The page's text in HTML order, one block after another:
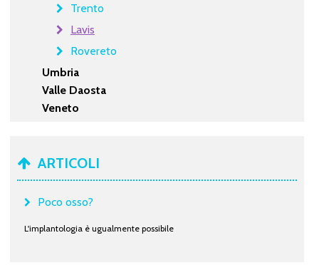
Trento
Lavis
Rovereto
Umbria
Valle Daosta
Veneto
ARTICOLI
Poco osso?
L'implantologia è ugualmente possibile